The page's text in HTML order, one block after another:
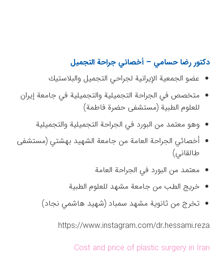
دكتور رضا حسامي – أخصائي جراحة التجميل
عضو الجمعية الإيرانية لجراحي التجميل والبلاستيك
متخصص في الجراحة التجميلية والتجميلية في جامعة إيران
للعلوم الطبية (مستشفى حضرة فاطمة)
وهو معتمد من البورد في الجراحة التجميلية والتجميلية
أخصائي الجراحة العامة من جامعة الشهيد بهشتي (مستشفى
طالقاني)
معتمد من البورد في الجراحة العامة
خريج الطب من جامعة مشهد للعلوم الطبية
تخرج من ثانوية مشهد سمباد (شهيد هاشمي نجاد)
https://www.instagram.com/dr.hessami.reza
Cost and price of plastic surgery in Iran